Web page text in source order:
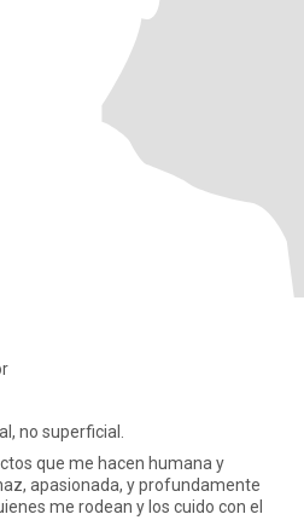
no superficial.
que me hacen humana y
apasionada, y profundamente
me rodean y los cuido con el